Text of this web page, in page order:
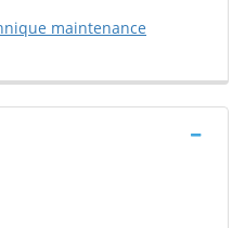
maintenance